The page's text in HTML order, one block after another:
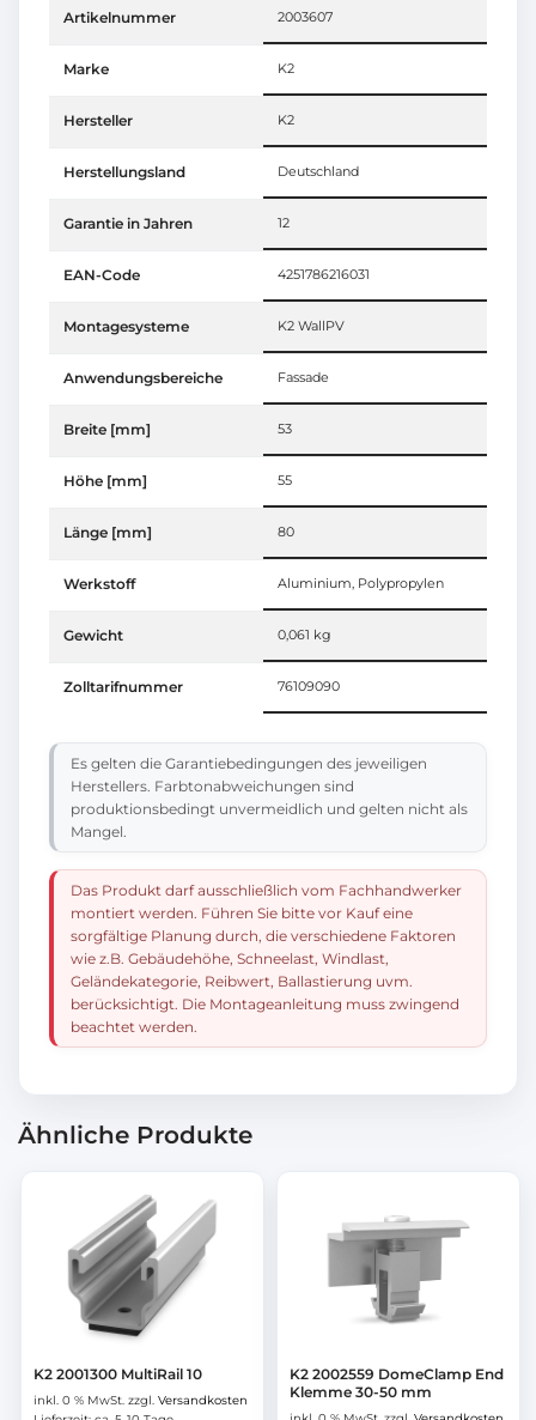
Artikelnummer 2003607
Marke K2
Hersteller K2
Herstellungsland Deutschland
Garantie in Jahren 12
EAN-Code 4251786216031
Montagesysteme K2 WallPV
Anwendungsbereiche Fassade
Breite [mm] 53
Höhe [mm] 55
Länge [mm] 80
Werkstoff Aluminium, Polypropylen
Gewicht 0,061 kg
Zolltarifnummer 76109090
Es gelten die Garantiebedingungen des jeweiligen
Herstellers. Farbtonabweichungen sind
produktionsbedingt unvermeidlich und gelten nicht als
Mangel.
Das Produkt darf ausschließlich vom Fachhandwerker
montiert werden. Führen Sie bitte vor Kauf eine
sorgfältige Planung durch, die verschiedene Faktoren
wie z.B. Gebäudehöhe, Schneelast, Windlast,
Geländekategorie, Reibwert, Ballastierung uvm.
berücksichtigt. Die Montageanleitung muss zwingend
beachtet werden.
Ähnliche Produkte
K2 2001300 MultiRail 10
inkl. 0 % MwSt. zzgl. Versandkosten
K2 2002559 DomeClamp End
Klemme 30-50 mm